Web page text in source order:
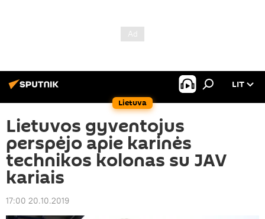
Lietuva
LIT
Lietuvos gyventojus
perspėjo apie karinės
technikos kolonas su JAV
kariais
17:00 20.10.2019